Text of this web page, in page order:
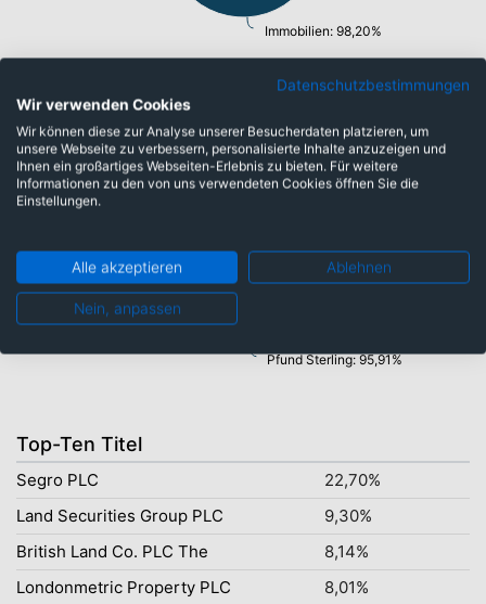
Immobilien: 98,20%
Währungen
Pfund Sterling: 95,91%
Euro: 2,90%
Top-Ten Titel
Segro PLC
22,70%
Land Securities Group PLC
9,30%
British Land Co. PLC The
8,14%
Londonmetric Property PLC
8,01%
Datenschutzbestimmungen
Wir verwenden Cookies
Wir können diese zur Analyse unserer Besucherdaten platzieren, um
unsere Webseite zu verbessern, personalisierte Inhalte anzuzeigen und
Ihnen ein großartiges Webseiten-Erlebnis zu bieten. Für weitere
Informationen zu den von uns verwendeten Cookies öffnen Sie die
Einstellungen.
Alle akzeptieren Ablehnen
Nein, anpassen